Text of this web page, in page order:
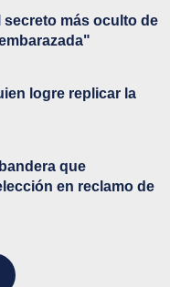
secreto más oculto de
logre replicar la
que
en reclamo de